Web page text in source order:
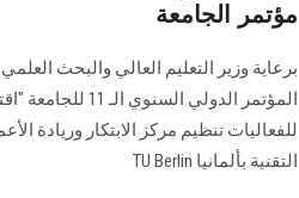
مؤتمر الجامعة
برعاية وزير التعليم العالي والبحث
المؤتمر الدولي
التقنية بألمانيا TU Berlin